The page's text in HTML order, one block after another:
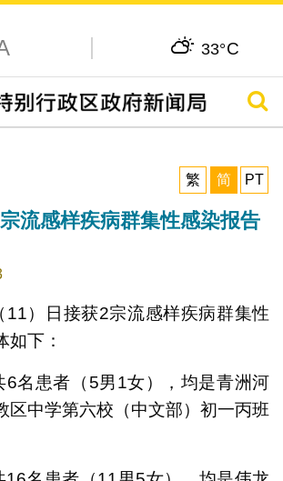
33°C
搜寻
繁
简 PT
流感样疾病群集性感染报告
11）日接获2宗流感样疾病群集性
如下：
6名患者（5男1女），均是青洲河
区中学第六校（中文部）初一丙班